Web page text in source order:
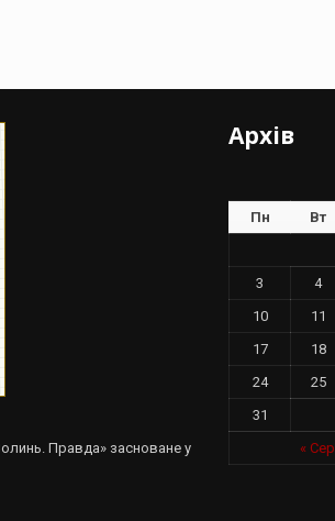
Правда» засноване у
Архів
Пн Вт
« Сер
3
4
10
11
17
18
24
25
31